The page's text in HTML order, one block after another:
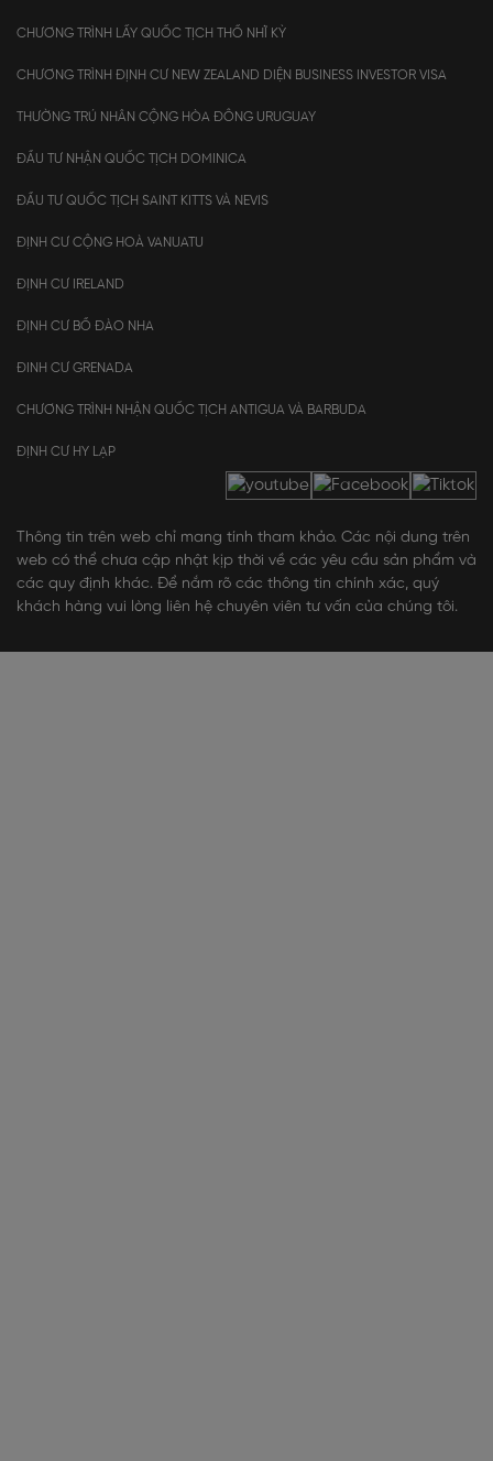
CHƯƠNG TRÌNH LẤY QUỐC TỊCH THỔ NHĨ KỲ
CHƯƠNG TRÌNH ĐỊNH CƯ NEW ZEALAND DIỆN BUSINESS INVESTOR VISA
THƯỜNG TRÚ NHÂN CỘNG HÒA ĐÔNG URUGUAY
ĐẦU TƯ NHẬN QUỐC TỊCH DOMINICA
ĐẦU TƯ QUỐC TỊCH SAINT KITTS VÀ NEVIS
ĐỊNH CƯ CỘNG HOÀ VANUATU
ĐỊNH CƯ IRELAND
ĐỊNH CƯ BỒ ĐÀO NHA
ĐINH CƯ GRENADA
CHƯƠNG TRÌNH NHẬN QUỐC TỊCH ANTIGUA VÀ BARBUDA
ĐỊNH CƯ HY LẠP
Thông tin trên web chỉ mang tính tham khảo. Các nội dung trên
web có thể chưa cập nhật kịp thời về các yêu cầu sản phẩm và
các quy định khác. Để nắm rõ các thông tin chính xác, quý
khách hàng vui lòng liên hệ chuyên viên tư vấn của chúng tôi.